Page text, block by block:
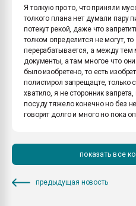
Я толкую про то, что приняли
толкого плана нет думали пару
потекут рекой, даже что
толком определится не могут,
перерабатывается, а между
документы, а там многое что
было изобретено, то есть
полистирол запрещацте, только
хватило, я не сторонник
посуду тяжело конечно но без
говорят долго и много но пока
показать все
предыдущая новость